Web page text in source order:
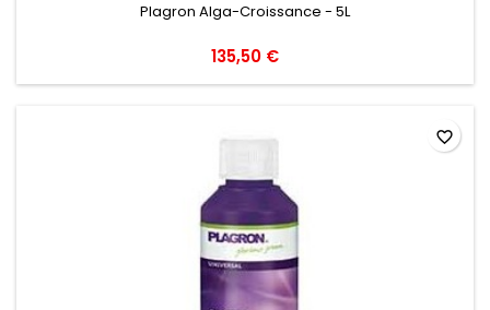
Plagron Alga-Croissance - 5L
135,50 €
favorite_border